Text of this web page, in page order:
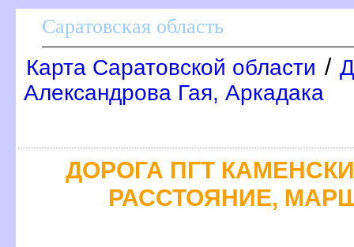
Саратовская область
Карта Саратовской области /
Александрова Гая, Аркадака
ДОРОГА ПГТ
РАССТОЯНИЕ,